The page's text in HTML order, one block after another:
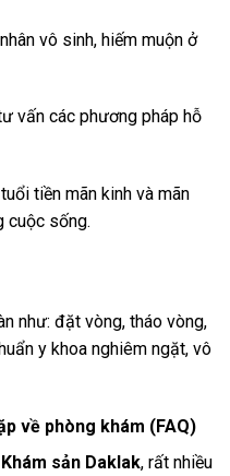
vô sinh, hiếm muộn ở
vấn các phương pháp hỗ
tiền mãn kinh và mãn
cuộc sống.
như: đặt vòng, tháo vòng,
y khoa nghiêm ngặt, vô
về phòng khám (FAQ)
Khám sản Daklak, rất nhiều